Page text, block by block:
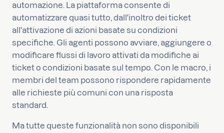
automazione. La piattaforma consente di
automatizzare quasi tutto, dall'inoltro dei ticket
all'attivazione di azioni basate su condizioni
specifiche. Gli agenti possono avviare, aggiungere o
modificare flussi di lavoro attivati da modifiche ai
ticket o condizioni basate sul tempo. Con le macro, i
membri del team possono rispondere rapidamente
alle richieste più comuni con una risposta
standard.
Ma tutte queste funzionalità non sono disponibili